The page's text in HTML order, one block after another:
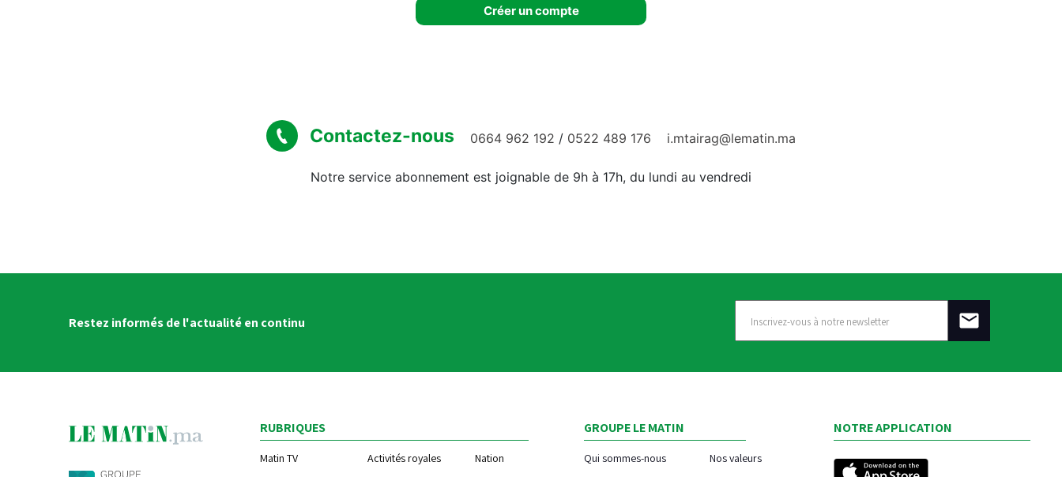
Créer un compte
Contactez-nous 0664 962 192 / 0522 489 176 i.mtairag@lematin.ma
Notre service abonnement est joignable de 9h à 17h, du lundi au vendredi
Restez informés de l'actualité en continu
RUBRIQUES
Matin TV Activités royales
Nation
GROUPE LE MATIN
Qui sommes-nous Nos valeurs
NOTRE APPLICATION